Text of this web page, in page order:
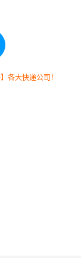
价，仅供参
，望知晓！
各大快递公司！